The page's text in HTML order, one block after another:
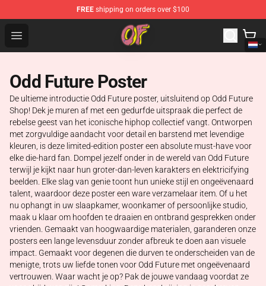
FREE shipping on orders over $100
Open menu
Odd Future Shop - Official Odd Future Merchandise Store
Odd Future Poster
De ultieme introductie Odd Future poster, uitsluitend op Odd Future
Shop! Dek je muren af met een gedurfde uitspraak die perfect de
rebelse geest van het iconische hiphop collectief vangt. Ontworpen
met zorgvuldige aandacht voor detail en barstend met levendige
kleuren, is deze limited-edition poster een absolute must-have voor
elke die-hard fan. Dompel jezelf onder in de wereld van Odd Future
terwijl je kijkt naar hun groter-dan-leven karakters en elektricifying
beelden. Elke slag van genie toont hun unieke stijl en ongeëvenaard
talent, waardoor deze poster een ware verzamelaar item. Of u het
nu ophangt in uw slaapkamer, woonkamer of persoonlijke studio,
maak u klaar om hoofden te draaien en ontbrand gesprekken onder
vrienden. Gemaakt van hoogwaardige materialen, garanderen onze
posters een lange levensduur zonder afbreuk te doen aan visuele
impact. Gemaakt voor degenen die durven te onderscheiden van de
menigte, trots uw liefde tonen voor Odd Future met ongeëvenaard
vertrouwen. Waar wacht je op? Pak de jouwe vandaag voordat ze